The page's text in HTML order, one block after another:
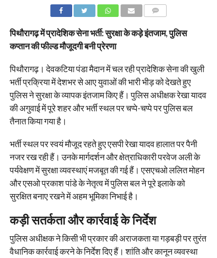
पिथौरागढ़ में प्रादेशिक सेना भर्ती: सुरक्षा के कड़े इंतजाम, पुलिस
कप्तान की फील्ड मौजूदगी बनी प्रेरणा
पिथौरागढ़। देवकटिया पंडा मैदान में चल रही प्रादेशिक सेना की खुली
भर्ती प्रक्रिया में देशभर से आए युवाओं की भारी भीड़ को देखते हुए
पुलिस ने सुरक्षा के व्यापक इंतजाम किए हैं। पुलिस अधीक्षक रेखा यादव
की अगुवाई में पूरे शहर और भर्ती स्थल पर चप्पे-चप्पे पर पुलिस बल
तैनात किया गया है।
भर्ती स्थल पर स्वयं मौजूद रहते हुए एसपी रेखा यादव हालात पर पैनी
नजर रख रही हैं। उनके मार्गदर्शन और क्षेत्राधिकारी परवेज अली के
पर्यवेक्षण में सुरक्षा व्यवस्थाएं मजबूत की गई हैं। एसएचओ ललित मोहन
और एसओ प्रकाश पांडे के नेतृत्व में पुलिस बल ने पूरे इलाके को
सुरक्षित बनाए रखने में अहम भूमिका निभाई है।
कड़ी सतर्कता और कार्रवाई के निर्देश
पुलिस अधीक्षक ने किसी भी प्रकार की अराजकता या गड़बड़ी पर तुरंत
वैधानिक कार्रवाई करने के निर्देश दिए हैं। शांति और कानून व्यवस्था